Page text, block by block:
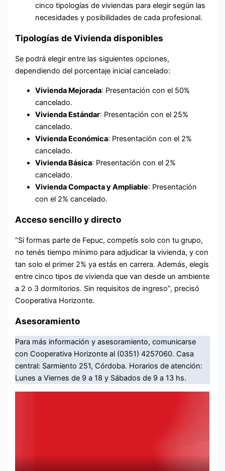
cinco tipologías de viviendas para elegir según las
necesidades y posibilidades de cada profesional.
Tipologías de Vivienda disponibles
Se podrá elegir entre las siguientes opciones,
dependiendo del porcentaje inicial cancelado:
Vivienda Mejorada: Presentación con el 50%
cancelado.
Vivienda Estándar: Presentación con el 25%
cancelado.
Vivienda Económica: Presentación con el 2%
cancelado.
Vivienda Básica: Presentación con el 2%
cancelado.
Vivienda Compacta y Ampliable: Presentación
con el 2% cancelado.
Acceso sencillo y directo
“Si formas parte de Fepuc, competís solo con tu grupo,
no tenés tiempo mínimo para adjudicar la vivienda, y con
tan solo el primer 2% ya estás en carrera. Además, elegís
entre cinco tipos de vivienda que van desde un ambiente
a 2 o 3 dormitorios. Sin requisitos de ingreso”, precisó
Cooperativa Horizonte.
Asesoramiento
Para más información y asesoramiento, comunicarse
con Cooperativa Horizonte al (0351) 4257060. Casa
central: Sarmiento 251, Córdoba. Horarios de atención:
Lunes a Viernes de 9 a 18 y Sábados de 9 a 13 hs.